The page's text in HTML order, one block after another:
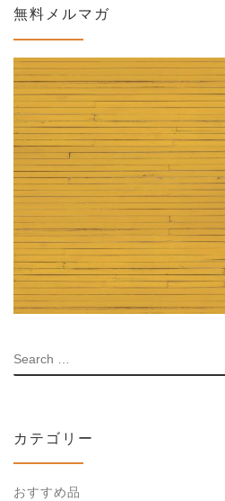
無料メルマガ
SEARCH
カテゴリー
おすすめ品